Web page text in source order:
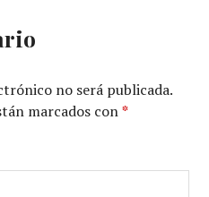
no será publicada.
marcados con*